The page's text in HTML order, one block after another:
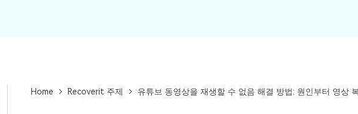
Home Recoverit 주제 유튜브 동영상을 재생할 수 없음 해결 방법: 원인부터 영상